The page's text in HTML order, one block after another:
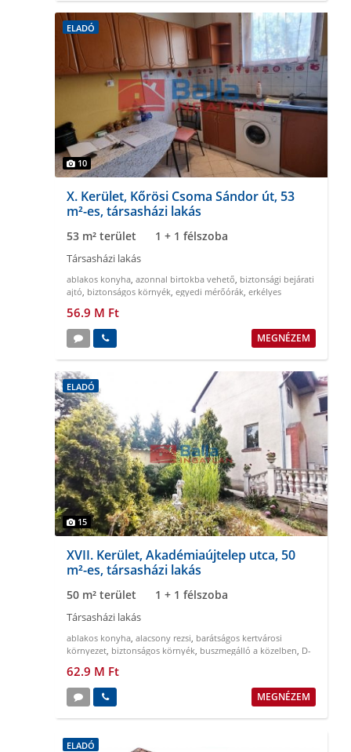
ELADÓ
10
X. Kerület, Kőrösi Csoma Sándor út, 53
m²-es, társasházi lakás
53 m² terület 1 + 1 félszoba
Társasházi lakás
ablakos konyha, azonnal birtokba vehető, biztonsági bejárati
ajtó, biztonságos környék, egyedi mérőórák, erkélyes
56.9 M Ft
MEGNÉZEM
ELADÓ
15
XVII. Kerület, Akadémiaújtelep utca, 50
m²-es, társasházi lakás
50 m² terület 1 + 1 félszoba
Társasházi lakás
ablakos konyha, alacsony rezsi, barátságos kertvárosi
környezet, biztonságos környék, buszmegálló a közelben, D-
62.9 M Ft
MEGNÉZEM
ELADÓ